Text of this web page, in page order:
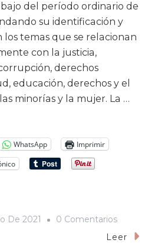
del período ordinario de
su identificación y
los temas que se relacionan
con la justicia,
derechos
educación, derechos y el
minorías y la mujer. La …
WhatsApp
Imprimir
De 2021 0 ComentariosEn
«No
Leer